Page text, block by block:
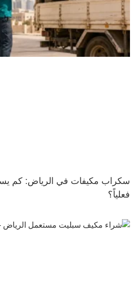
سكراب مكيفات في الرياض: كم
فعلياً؟